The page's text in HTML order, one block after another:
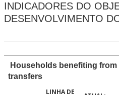
INDICADORES DO
DESENVOLVIMENTO
Households benefiting
transfers